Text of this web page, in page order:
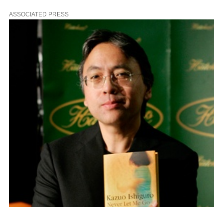
ASSOCIATED PRESS